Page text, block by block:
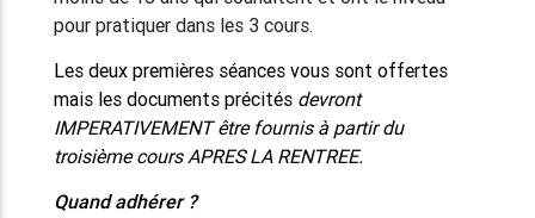
pour pratiquer dans les 3 cours.
Les deux premières séances vous sont offertes
mais les documents précités devront
IMPERATIVEMENT être fournis à partir du
troisième cours APRES LA RENTREE.
Quand adhérer ?